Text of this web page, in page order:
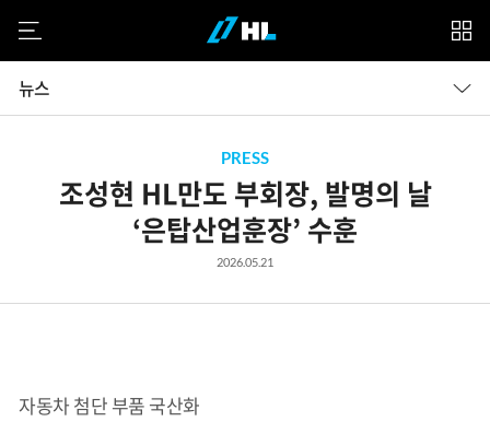
계
PRESS
조성현 HL만도 부회장, 발명의 날
‘은탑산업훈장’ 수훈
2026.05.21
자동차 첨단 부품 국산화